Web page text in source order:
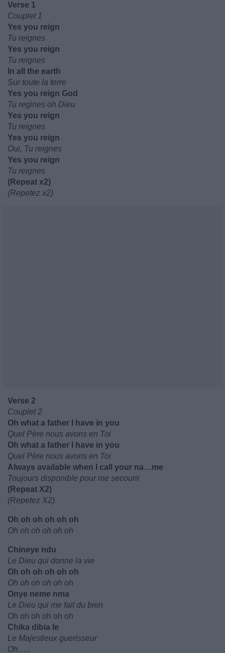
Verse 1
Couplet 1
Yes you reign
Tu reignes
Yes you reign
Tu reignes
In all the earth
Sur toute la terre
Yes you reign God
Tu regines oh Dieu
Yes you reign
Tu reignes
Yes you reign
Oui, Tu reignes
Yes you reign
Tu reignes
(Repeat x2)
(Repetez x2)
Verse 2
Couplet 2
Oh what a father I have in you
Quel Père nous avons en Toi
Oh what a father I have in you
Quel Père nous avons en Toi
Always available when I call your na…me
Toujours disponible pour me secourir
(Repeat X2)
(Repetez X2)
Oh oh oh oh oh oh
Oh oh oh oh oh oh
Chineye ndu
Le Dieu qui donne la vie
Oh oh oh oh oh oh
Oh oh oh oh oh oh
Onye neme nma
Le Dieu qui me fait du bien
Oh oh oh oh oh oh
Chika dibia le
Le Majestieux guerisseur
Oh…..